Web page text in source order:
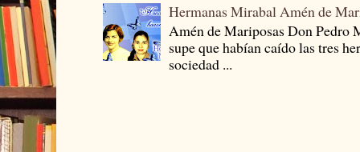
Hermanas Mirabal Amén de
Amén de Mariposas Don
supe que habían caído las tres
sociedad ...